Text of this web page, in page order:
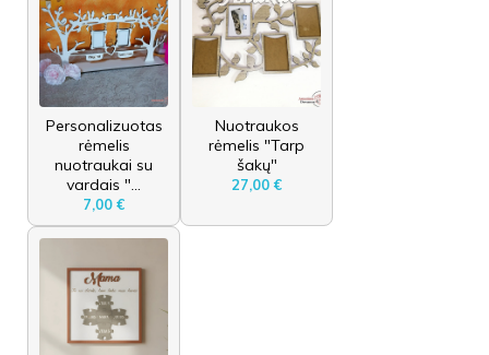
Personalizuotas
rėmelis
nuotraukai su
vardais "...
7,00 €
Nuotraukos
rėmelis "Tarp
šakų"
27,00 €